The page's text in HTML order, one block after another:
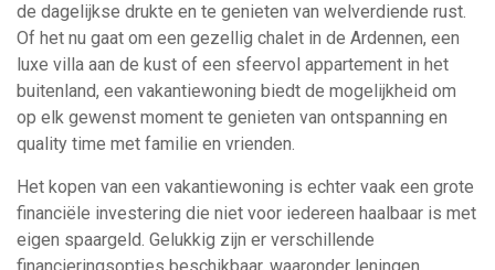
de dagelijkse drukte en te genieten van welverdiende rust.
Of het nu gaat om een gezellig chalet in de Ardennen, een
luxe villa aan de kust of een sfeervol appartement in het
buitenland, een vakantiewoning biedt de mogelijkheid om
op elk gewenst moment te genieten van ontspanning en
quality time met familie en vrienden.
Het kopen van een vakantiewoning is echter vaak een grote
financiële investering die niet voor iedereen haalbaar is met
eigen spaargeld. Gelukkig zijn er verschillende